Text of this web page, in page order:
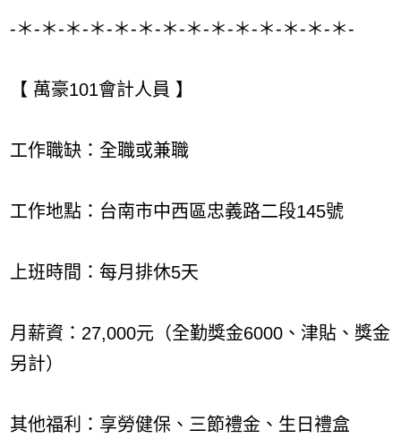
-＊-＊-＊-＊-＊-＊-＊-＊-＊-＊-＊-＊-＊-＊-
【 萬豪101會計人員 】
工作職缺：全職或兼職
工作地點：台南市中西區忠義路二段145號
上班時間：每月排休5天
月薪資：27,000元（全勤獎金6000、津貼、獎金
另計）
其他福利：享勞健保、三節禮金、生日禮盒